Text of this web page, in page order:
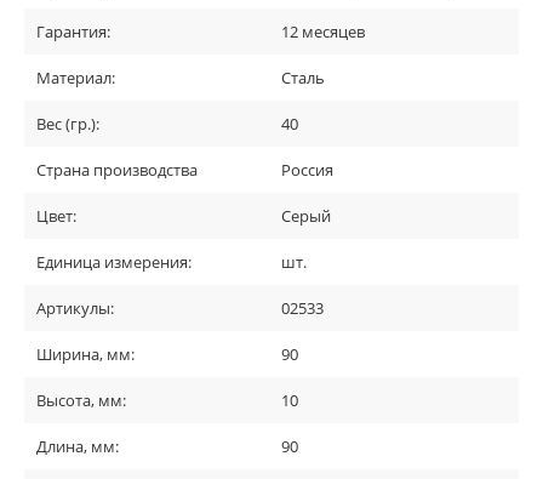
Гарантия: 12 месяцев
Материал: Сталь
Вес (гр.): 40
Страна производства Россия
Цвет: Серый
Единица измерения: шт.
Артикулы: 02533
Ширина, мм: 90
Высота, мм: 10
Длина, мм: 90